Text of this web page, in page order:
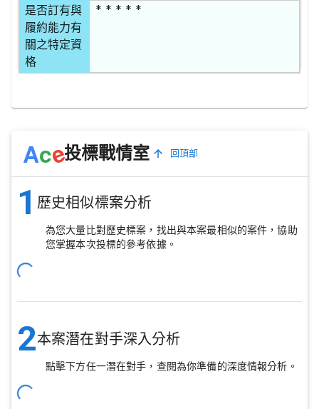
是否訂有與
履約能力有
關之特定資
格
* * * * *
Ace投標戰情室 回頂部
1 歷史相似標案分析
為您大量比對歷史標案，找出與本案最相似的案件，協助
您掌握本次投標的參考依據。
2本案潛在對手深入分析
點擊下方任一潛在對手，查閱為你準備的深度情報分析。